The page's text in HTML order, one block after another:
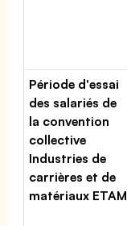
Période d'essai
des salariés de
la convention
collective
Industries de
carrières et de
matériaux ETAM